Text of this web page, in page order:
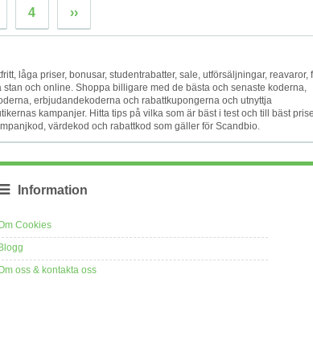
4 ››
låga priser, bonusar, studentrabatter, sale, utförsäljningar, reavaror,
och online. Shoppa billigare med de bästa och senaste koderna,
erbjudandekoderna och rabattkupongerna och utnyttja
kampanjer. Hitta tips på vilka som är bäst i test och till bäst
värdekod och rabattkod som gäller för Scandbio.
Information
Cookies
oss & kontakta oss